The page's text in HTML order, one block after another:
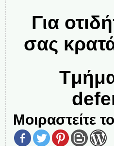
Για
σας
Μοιραστείτε